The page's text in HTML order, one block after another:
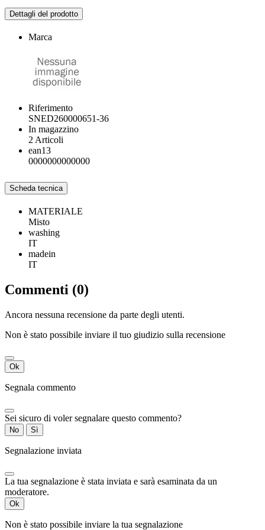
Dettagli del prodotto
Marca
Riferimento
SNED260000651-36
In magazzino
2 Articoli
ean13
0000000000000
Scheda tecnica
MATERIALE
Misto
washing
IT
madein
IT
Commenti (0)
Ancora nessuna recensione da parte degli utenti.
Non è stato possibile inviare il tuo giudizio sulla recensione
Ok
Segnala commento
Sei sicuro di voler segnalare questo commento?
No Sì
Segnalazione inviata
La tua segnalazione è stata inviata e sarà esaminata da un
moderatore.
Ok
Non è stato possibile inviare la tua segnalazione